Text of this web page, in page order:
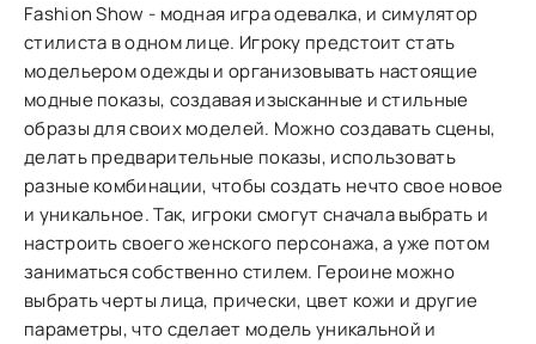
Fashion Show - модная игра одевалка, и симулятор
стилиста в одном лице. Игроку предстоит стать
модельером одежды и организовывать настоящие
модные показы, создавая изысканные и стильные
образы для своих моделей. Можно создавать сцены,
делать предварительные показы, использовать
разные комбинации, чтобы создать нечто свое новое
и уникальное. Так, игроки смогут сначала выбрать и
настроить своего женского персонажа, а уже потом
заниматься собственно стилем. Героине можно
выбрать черты лица, прически, цвет кожи и другие
параметры, что сделает модель уникальной и